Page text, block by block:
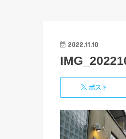
2022.11.10
ポスト